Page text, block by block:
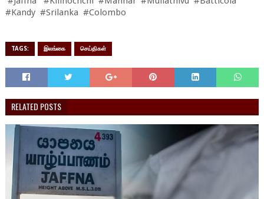
#Kandy #Srilanka #Colombo
TAGS: இலங்கை செய்திகள்
RELATED POSTS